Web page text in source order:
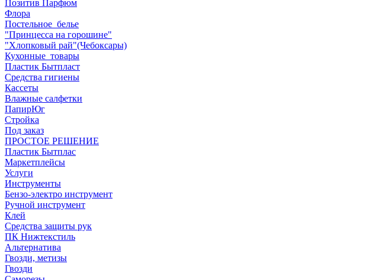
Позитив Парфюм
Флора
Постельное_белье
"Принцесса на горошине"
"Хлопковый рай"(Чебоксары)
Кухонные_товары
Пластик Бытпласт
Средства гигиены
Кассеты
Влажные салфетки
ПапирЮг
Стройка
Под заказ
ПРОСТОЕ РЕШЕНИЕ
Пластик Бытплас
Маркетплейсы
Услуги
Инструменты
Бензо-электро инструмент
Ручной инструмент
Клей
Средства защиты рук
ПК Нижтекстиль
Альтернатива
Гвозди, метизы
Гвозди